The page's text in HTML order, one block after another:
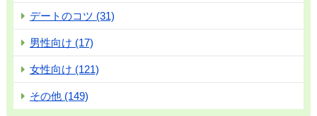
デートのコツ (31)
男性向け (17)
女性向け (121)
その他 (149)